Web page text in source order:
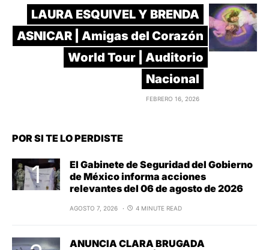
LAURA ESQUIVEL Y BRENDA
ASNICAR | Amigas del Corazón
World Tour | Auditorio
Nacional
FEBRERO 16, 2026
POR SI TE LO PERDISTE
El Gabinete de Seguridad del Gobierno
de México informa acciones
relevantes del 06 de agosto de 2026
AGOSTO 7, 2026 4 MINUTE READ
ANUNCIA CLARA BRUGADA